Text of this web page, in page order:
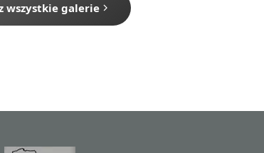
wszystkie galerie